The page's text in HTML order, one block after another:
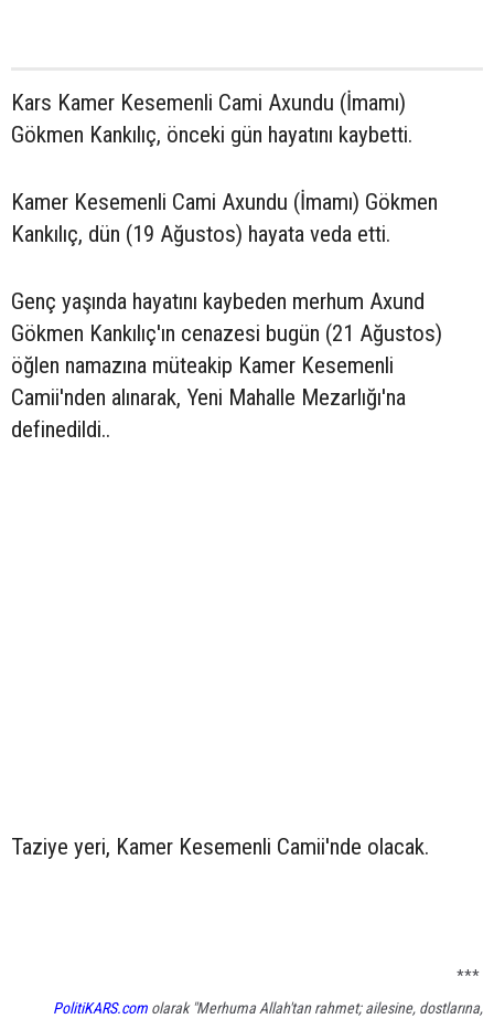
Kars Kamer Kesemenli Cami Axundu (İmamı)
Gökmen Kankılıç, önceki gün hayatını kaybetti.
Kamer Kesemenli Cami Axundu (İmamı) Gökmen
Kankılıç, dün (19 Ağustos) hayata veda etti.
Genç yaşında hayatını kaybeden merhum Axund
Gökmen Kankılıç'ın cenazesi bugün (21 Ağustos)
öğlen namazına müteakip Kamer Kesemenli
Camii'nden alınarak, Yeni Mahalle Mezarlığı'na
definedildi..
Taziye yeri, Kamer Kesemenli Camii'nde olacak.
***
PolitiKARS.com olarak "Merhuma Allah'tan rahmet; ailesine, dostlarına,